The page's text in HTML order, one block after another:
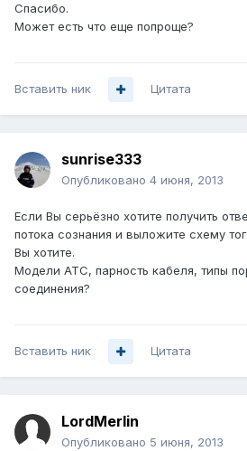
Спасибо.
Может есть что еще попроще?
Вставить ник Цитата
sunrise333
Опубликовано 4 июня, 2013
Если Вы серьёзно хотите получить
потока сознания и выложите схему
Вы хотите.
Модели АТС, парность кабеля, типы
соединения?
Вставить ник Цитата
LordMerlin
Опубликовано 5 июня, 2013